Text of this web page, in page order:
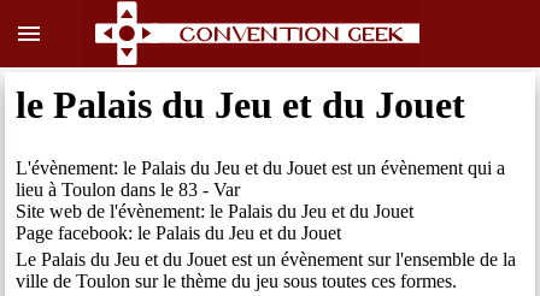
menu
le Palais du Jeu et du Jouet
L'évènement: le Palais du Jeu et du Jouet est un évènement qui a
lieu à Toulon dans le 83 - Var
Site web de l'évènement: le Palais du Jeu et du Jouet
Page facebook: le Palais du Jeu et du Jouet
Le Palais du Jeu et du Jouet est un évènement sur l'ensemble de la
ville de Toulon sur le thème du jeu sous toutes ces formes.